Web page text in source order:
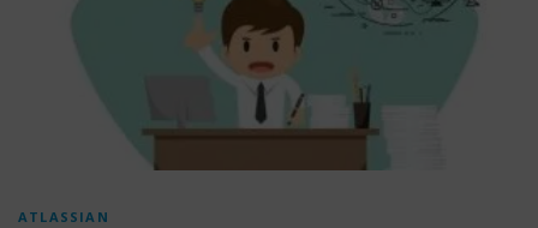
ATLASSIAN